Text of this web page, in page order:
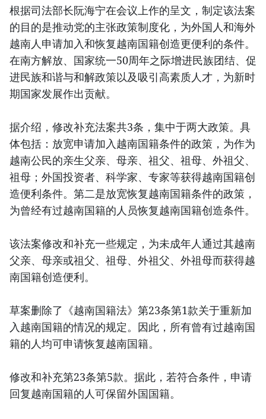
根据司法部长阮海宁在会议上作的呈文，制定该法案
的目的是推动党的主张政策制度化，为外国人和海外
越南人申请加入和恢复越南国籍创造更便利的条件。
在南方解放、国家统一50周年之际增进民族团结、促
进民族和谐与和解政策以及吸引高素质人才，为新时
期国家发展作出贡献。
据介绍，修改补充法案共3条，集中于两大政策。具
体包括：放宽申请加入越南国籍条件的政策，为作为
越南公民的亲生父亲、母亲、祖父、祖母、外祖父、
祖母；外国投资者、科学家、专家等获得越南国籍创
造便利条件。第二是放宽恢复越南国籍条件的政策，
为曾经有过越南国籍的人员恢复越南国籍创造条件。
该法案修改和补充一些规定，为未成年人通过其越南
父亲、母亲或祖父、祖母、外祖父、外祖母而获得越
南国籍创造便利。
草案删除了《越南国籍法》第23条第1款关于重新加
入越南国籍的情况的规定。因此，所有曾有过越南国
籍的人均可申请恢复越南国籍。
修改和补充第23条第5款。据此，若符合条件，申请
回复越南国籍的人可保留外国国籍。